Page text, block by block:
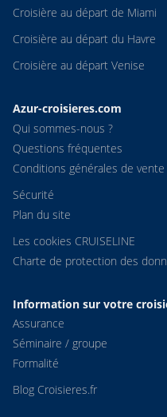
Croisière au départ de Miami
Croisière au départ du Havre
Croisière au départ Venise
Azur-croisieres.com
Qui sommes-nous ?
Questions fréquentes
Conditions générales de vente
Sécurité
Plan du site
Les cookies CRUISELINE
Charte de protection des
Information sur votre
Assurance
Séminaire / groupe
Formalité
Blog Croisieres.fr